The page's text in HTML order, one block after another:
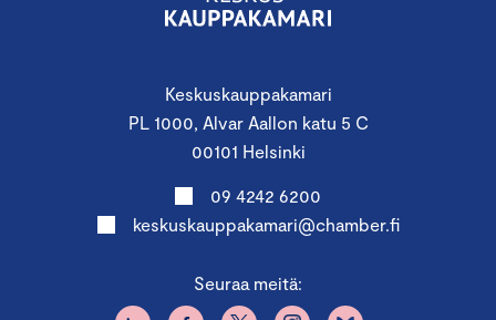
Keskuskauppakamari
PL 1000, Alvar Aallon katu 5 C
00101 Helsinki
09 4242 6200
keskuskauppakamari@chamber.fi
Seuraa meitä: